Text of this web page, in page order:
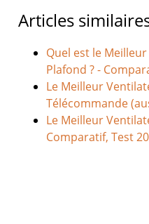
Articles
Quel est le
Plafond ? -
Le Meilleur
Télécommande
Le Meilleur
Comparatif, Test